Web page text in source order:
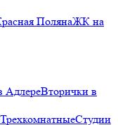
ПолянаЖК на
АдлереВторички в
ТрехкомнатныеСтудии